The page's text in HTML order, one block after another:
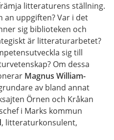
litteraturens ställning.
an uppgiften? Var i det
sig biblioteken och
är litteraturarbetet?
sig till
Om dessa
Magnus William-
av bland annat
Örnen och Kråkan
i Marks kommun
, litteraturkonsulent,